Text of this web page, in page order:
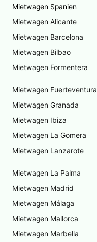
Mietwagen Spanien
Mietwagen Alicante
Mietwagen Barcelona
Mietwagen Bilbao
Mietwagen Formentera
Mietwagen Fuerteventura
Mietwagen Granada
Mietwagen Ibiza
Mietwagen La Gomera
Mietwagen Lanzarote
Mietwagen La Palma
Mietwagen Madrid
Mietwagen Málaga
Mietwagen Mallorca
Mietwagen Marbella